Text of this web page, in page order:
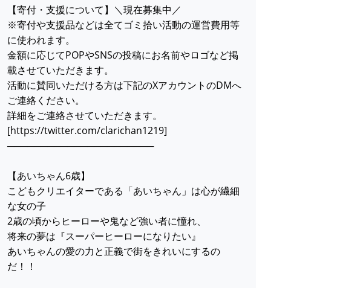
【寄付・支援について】＼現在募集中／
※寄付や支援品などは全てゴミ拾い活動の運営費用等
に使われます。
金額に応じてPOPやSNSの投稿にお名前やロゴなど掲
載させていただきます。
活動に賛同いただける方は下記のXアカウントのDMへ
ご連絡ください。
詳細をご連絡させていただきます。
[https://twitter.com/clarichan1219]
──────────────────────
【あいちゃん6歳】
こどもクリエイターである「あいちゃん」は心が繊細
な女の子
2歳の頃からヒーローや鬼など強い者に憧れ、
将来の夢は『スーパーヒーローになりたい』
あいちゃんの愛の力と正義で街をきれいにするの
だ！！